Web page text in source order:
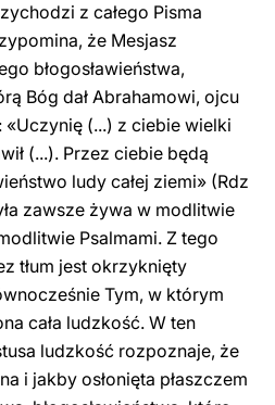
z całego Pisma
że Mesjasz
błogosławieństwa,
Bóg dał Abrahamowi, ojcu
(...) z ciebie wielki
(...). Przez ciebie będą
ludy całej ziemi» (Rdz
zawsze żywa w modlitwie
Psalmami. Z tego
tłum jest okrzyknięty
Tym, w którym
cała ludzkość. W ten
ludzkość rozpoznaje, że
i jakby osłonięta płaszczem